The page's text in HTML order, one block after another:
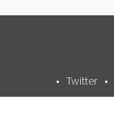
Twitter